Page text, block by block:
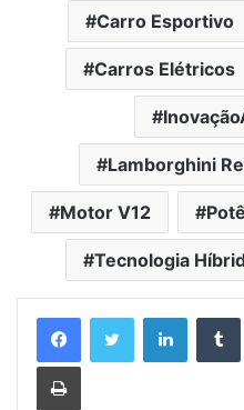
Carro Esportivo
Carros Elétricos
Lamborghini
Motor V12
Tecnologia